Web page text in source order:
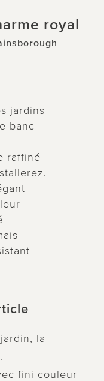
royal
jardins
banc
raffiné
la
fini couleur